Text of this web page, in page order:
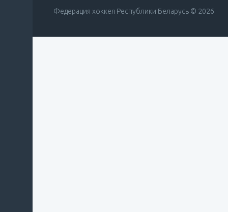
Федерация хоккея Республики Беларусь © 2026